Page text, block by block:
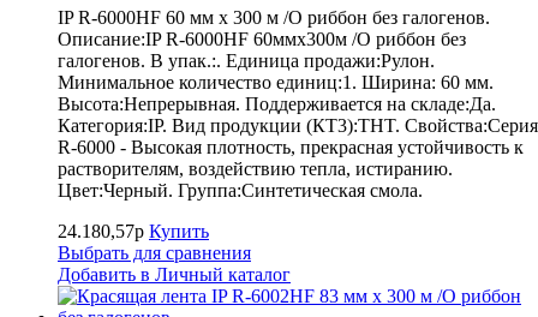
IP R-6000HF 60 мм x 300 м /O риббон без галогенов.
Описание:IP R-6000HF 60ммx300м /O риббон без
галогенов. В упак.:. Единица продажи:Рулон.
Минимальное количество единиц:1. Ширина: 60 мм.
Высота:Непрерывная. Поддерживается на складе:Да.
Категория:IP. Вид продукции (КТ3):THT. Свойства:Серия
R-6000 - Высокая плотность, прекрасная устойчивость к
растворителям, воздействию тепла, истиранию.
Цвет:Черный. Группа:Синтетическая смола.
24.180,57р Купить
Выбрать для сравнения
Добавить в Личный каталог